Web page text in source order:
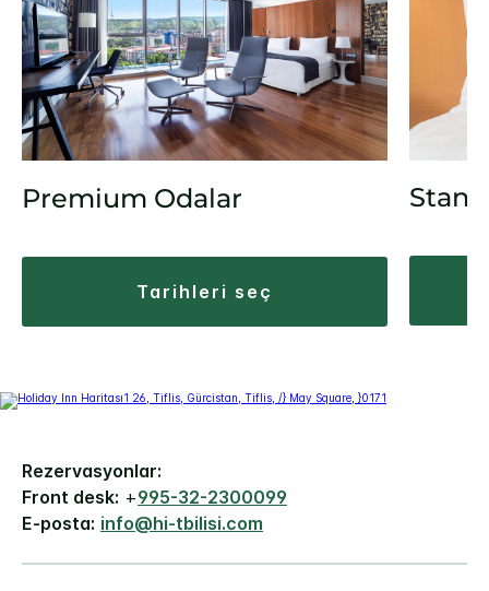
Premium Odalar
tarihleri seç
Rezervasyonlar:
Front desk: +995-32-2300099
E-posta: info@hi-tbilisi.com